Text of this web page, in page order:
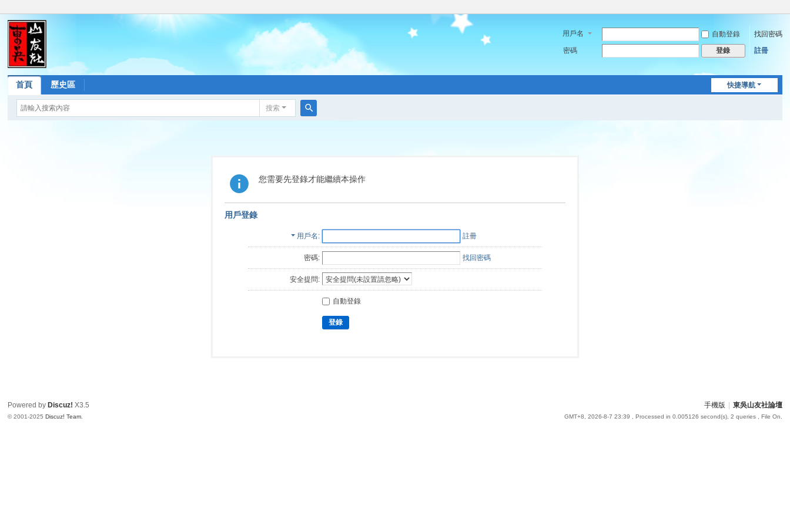
用戶名 自動登錄
找回密碼
密碼
登錄 註冊
快捷導航
首頁 歷史區
搜索
您需要先登錄才能繼續本操作
用戶登錄
用戶名 註冊
密碼: 找回密碼
安全提問:
自動登錄
登錄
手機版 東吳山友社論壇
GMT+8, 2026-8-7 23:39 , Processed in 0.005126 second(s), 2 queries , File On.
Powered by Discuz! X3.5
© 2001-2025Discuz! Team